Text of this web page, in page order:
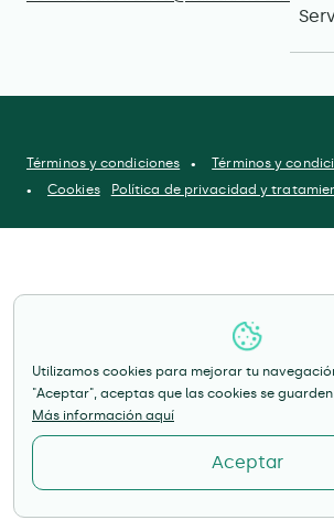
Utilizamos cookies para mejorar tu
"Aceptar", aceptas que las cookies se
Más información aquí
Aceptar
Términos y condiciones
Términos y
Cookies
Política de privacidad y